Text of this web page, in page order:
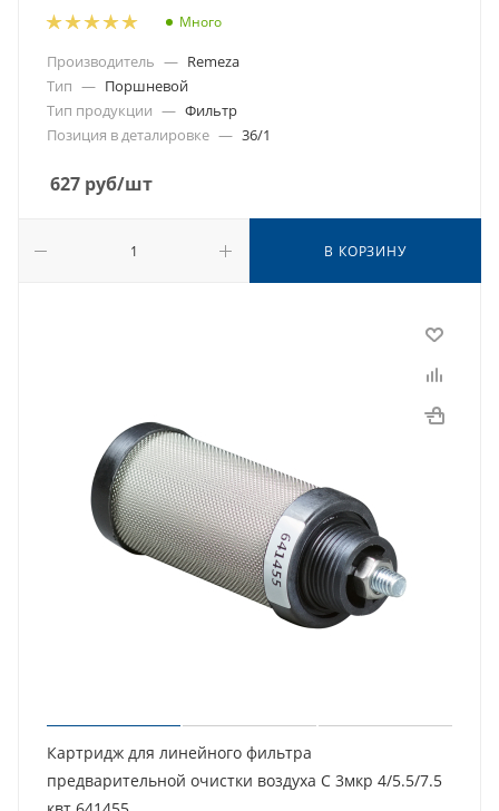
Много
Производитель — Remeza
Тип — Поршневой
Тип продукции — Фильтр
Позиция в деталировке — 36/1
627 руб/шт
В КОРЗИНУ
Картридж для линейного фильтра
предварительной очистки воздуха С 3мкр 4/5.5/7.5